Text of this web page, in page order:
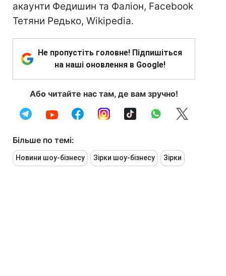
акаунти Федишин та Фаліон, Facebook
Тетяни Редько, Wikipedia.
Не пропустіть головне! Підпишіться
на наші оновлення в Google!
Або читайте нас там, де вам зручно!
Більше по темі:
Новини шоу-бізнесу Зірки шоу-бізнесу Зірки